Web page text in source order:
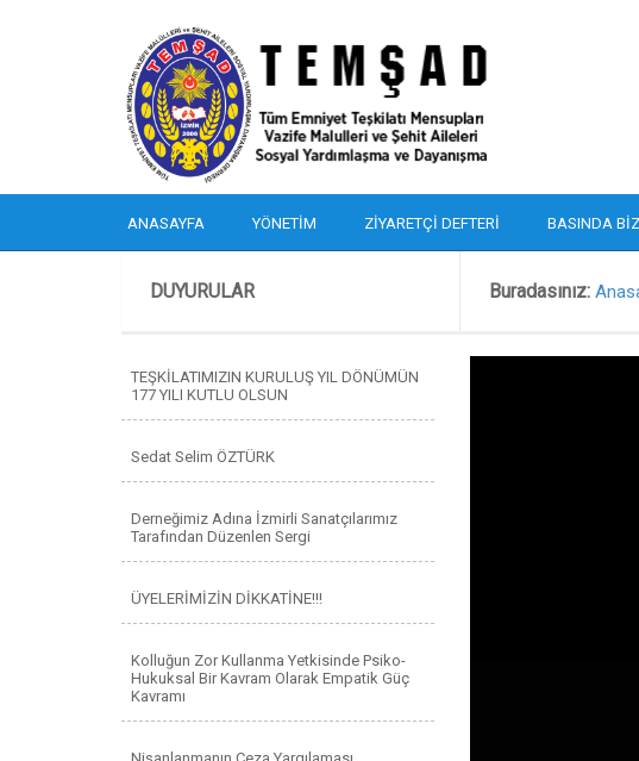
ANASAYFA YÖNETIM ZIYARETÇI DEFTERI BASINDA BIZ
DUYURULAR Buradasınız:
TEŞKİLATIMIZIN KURULUŞ YIL DÖNÜMÜN
177 YILI KUTLU OLSUN
Sedat Selim ÖZTÜRK
Derneğimiz Adına İzmirli Sanatçılarımız
Tarafından Düzenlen Sergi
ÜYELERİMİZİN DİKKATİNE!!!
Kolluğun Zor Kullanma Yetkisinde Psiko-
Hukuksal Bir Kavram Olarak Empatik Güç
Kavramı